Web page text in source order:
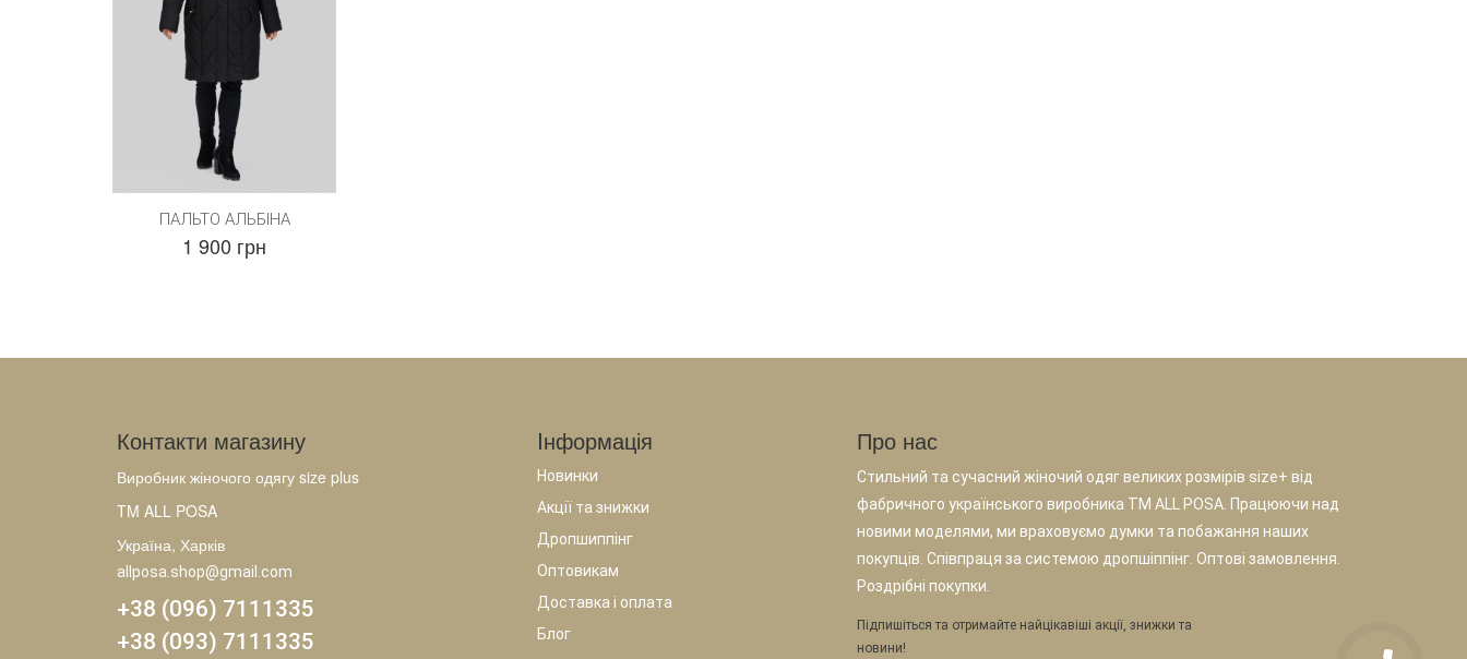
ПАЛЬТО АЛЬБІНА
1 900 грн
Контакти магазину
Виробник жіночого одягу size plus
TM ALL POSA
Україна, Харків
allposa.shop@gmail.com
+38 (096) 7111335
+38 (093) 7111335
Iнформація
Новинки
Акції та знижки
Дропшиппінг
Оптовикам
Доставка і оплата
Блог
Про нас
Стильний та сучасний жіночий одяг великих розмірів size+ від
фабричного українського виробника TM ALL POSA. Працюючи над
новими моделями, ми враховуємо думки та побажання наших
покупців. Співпраця за системою дропшіппінг. Оптові замовлення.
Роздрібні покупки.
Підпишіться та отримайте найцікавіші акції, знижки та
новини!